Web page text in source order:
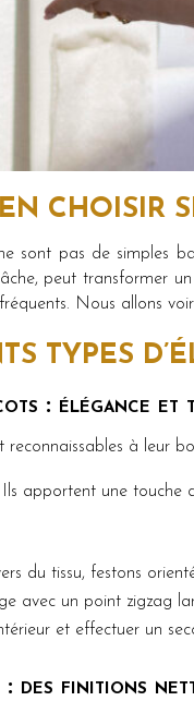
CHOISIR
sont pas de simples
peut transformer
Nous allons
TYPES
: élégance et
reconnaissables à leur
Ils apportent une touche
du tissu, festons
avec un point zigzag
et effectuer un
: des finitions